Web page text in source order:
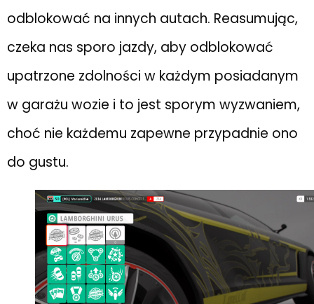
odblokować na innych autach. Reasumując,
czeka nas sporo jazdy, aby odblokować
upatrzone zdolności w każdym posiadanym
w garażu wozie i to jest sporym wyzwaniem,
choć nie każdemu zapewne przypadnie ono
do gustu.